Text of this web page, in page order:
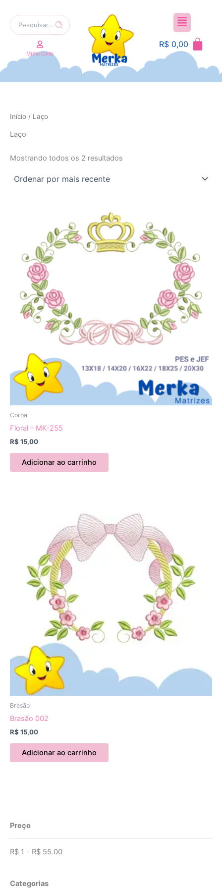
paraPesquisar
por:
Minha Conta
Menu
R$ 0,00
Início / Laço
Laço
Mostrando todos os 2 resultados
Coroa
Floral – MK-255
R$ 15,00
Adicionar ao carrinho
Brasão
Brasão 002
R$ 15,00
Adicionar ao carrinho
Preço
R$ 1 - R$ 55.00
Categorias